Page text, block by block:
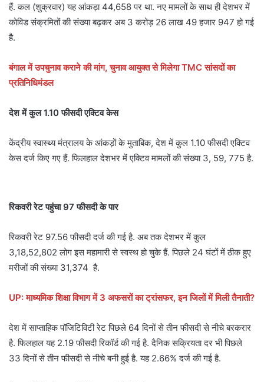
हैं. कल (शुक्रवार) यह आंकड़ा 44,658 पर था. नए मामलों के साथ ही देशभर में
कोविड संक्रमितों की संख्या बढ़कर अब 3 करोड़ 26 लाख 49 हजार 947 हो गई
है.
बंगाल में उपचुनाव कराने की मांग, चुनाव आयुक्त से मिलेगा TMC सांसदों का
प्रतिनिधिमंडल
देश में कुल 1.10 फीसदी एक्टिव केस
केंद्रीय स्वास्थ्य मंत्रालय के आंकड़ों के मुताबिक, देश में कुल 1.10 फीसदी एक्टिव
केस दर्ज किए गए हैं. फिलहाल देशभर में एक्टिव मामलों की संख्या 3, 59, 775 है.
रिकवरी रेट पहुंचा 97 फीसदी के पार
रिकवरी रेट 97.56 फीसदी दर्ज की गई है. अब तक देशभर में कुल
3,18,52,802 लोग इस महामारी से स्वस्थ हो चुके हैं. पिछले 24 घंटों में ठीक हुए
मरीजों की संख्या 31,374 है.
UP: माध्यमिक शिक्षा विभाग में 3 अफसरों का ट्रांसफर, इन जिलों में मिली तैनाती?
देश में साप्ताहिक पॉजिटिविटी रेट पिछले 64 दिनों से तीन फीसदी से नीचे बरकरार
है. फिलहाल यह 2.19 फीसदी रिकॉर्ड की गई है. दैनिक सक्रियता दर भी पिछले
33 दिनों से तीन फीसदी से नीचे बनी हुई है. यह 2.66% दर्ज की गई है.